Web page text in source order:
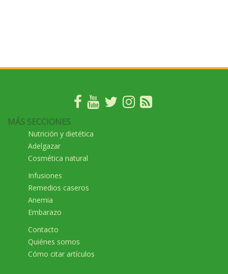
MÁS SECCIONES
Nutrición y dietética
Adelgazar
Cosmética natural
Infusiones
Remedios caseros
Anemia
Embarazo
Contacto
Quiénes somos
Cómo citar artículos